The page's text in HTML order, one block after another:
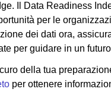
Il Data Readiness
per le
dei dati ora,
per guidare in un
della tua
per ottenere